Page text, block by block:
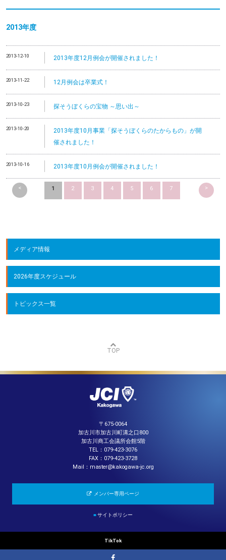
2013年度
2013-12-10 2013年度12月例会が開催されました！
2013-11-22 12月例会は卒業式！
2013-10-23 探そうぼくらの宝物 ～思い出～
2013-10-20
2013年度10月事業「探そうぼくらのたからもの」が開
催されました！
2013-10-16 2013年度10月例会が開催されました！
< 1 2 3 4 5 6 7 >
メディア情報
2026年度スケジュール
トピックス一覧
TOP
〒675-0064
加古川市加古川町溝之口800
加古川商工会議所会館5階
TEL：079-423-3076
FAX：079-423-3728
Mail：master@kakogawa-jc.org
メンバー専用ページ
■サイトポリシー
TikTok